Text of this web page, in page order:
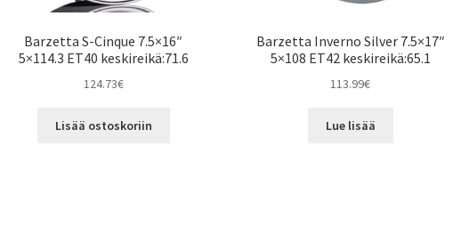
Barzetta S-Cinque 7.5×16″
5×114.3 ET40 keskireikä:71.6
124.73€
Lisää ostoskoriin
Barzetta Inverno Silver 7.5×17″
5×108 ET42 keskireikä:65.1
113.99€
Lue lisää